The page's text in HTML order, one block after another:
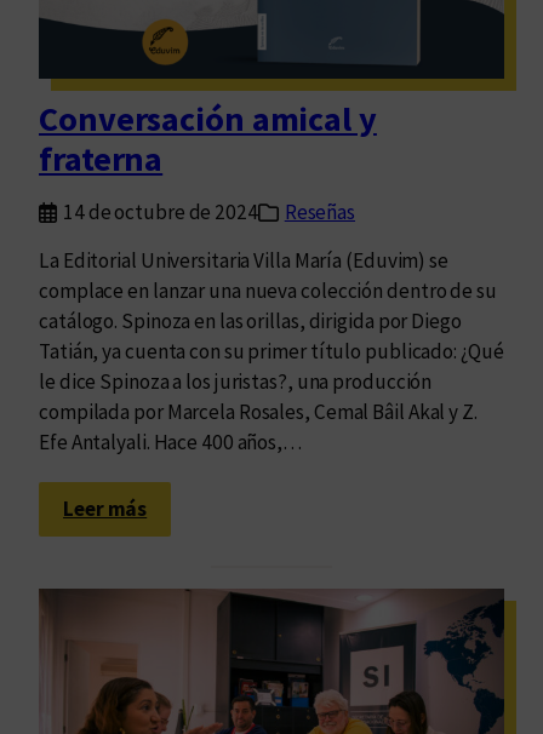
z
a
c
i
ó
n
d
l
a
d
e
m
o
c
r
a
Conversación amical y
fraterna
14 de octubre de 2024
Reseñas
La Editorial Universitaria Villa María (Eduvim) se
complace en lanzar una nueva colección dentro de su
catálogo. Spinoza en las orillas, dirigida por Diego
Tatián, ya cuenta con su primer título publicado: ¿Qué
le dice Spinoza a los juristas?, una producción
compilada por Marcela Rosales, Cemal Bâil Akal y Z.
Efe Antalyali. Hace 400 años,…
Leer más:
C
r
s